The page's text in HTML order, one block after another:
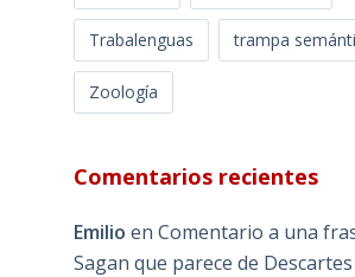
Trabalenguas trampa
Zoología
Comentarios recientes
Emilio en Comentario a una
Sagan que parece de Descartes